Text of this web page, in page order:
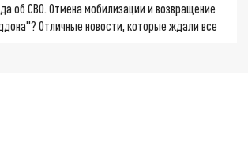
об СВО. Отмена мобилизации и возвращение
Отличные новости, которые ждали все